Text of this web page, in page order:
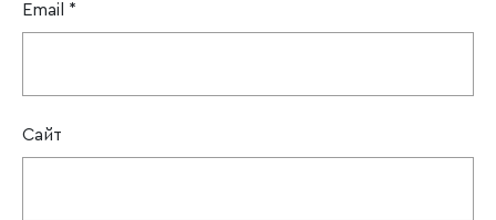
Email *
Сайт